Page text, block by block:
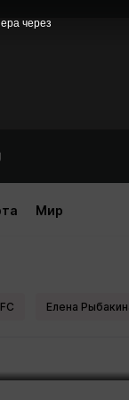
Мир
Елена
через